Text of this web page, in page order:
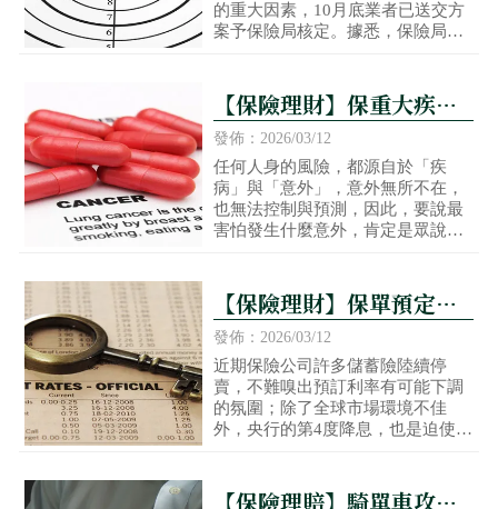
的重大因素，10月底業者已送交方
案予保險局核定。據悉，保險局將
業者預估，明年第一季將是壽險市
場商品盤整期。
【保險理財】保重大疾病
險 罹癌5年存活率增逾3成
發佈：2026/03/12
任何人身的風險，都源自於「疾
病」與「意外」，意外無所不在，
也無法控制與預測，因此，要說最
害怕發生什麼意外，肯定是眾說紛
最擔心的，想必非「癌症」莫屬
了。
【保險理財】保單預定利
率，回不去了？
發佈：2026/03/12
近期保險公司許多儲蓄險陸續停
賣，不難嗅出預訂利率有可能下調
的氛圍；除了全球市場環境不佳
外，央行的第4度降息，也是迫使保
擊，形成利差損，主管機關很有可
【保險理賠】騎單車攻武